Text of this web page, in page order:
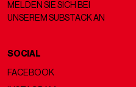
MELDEN SIE SICH BEI
UNSEREM SUBSTACK AN
SOCIAL
FACEBOOK